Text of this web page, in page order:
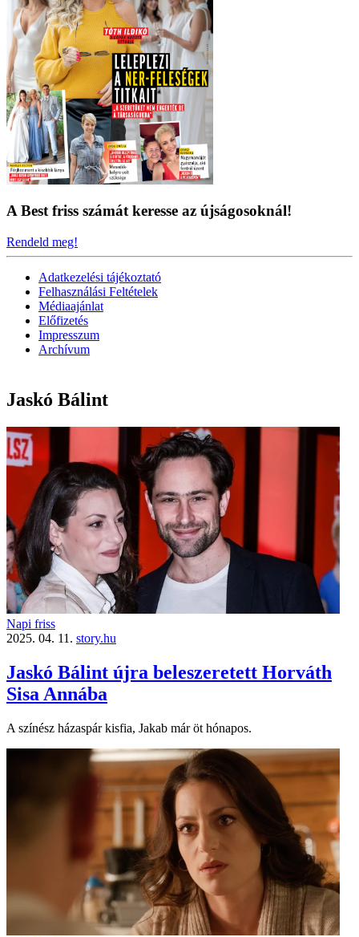
A Best friss számát keresse az újságosoknál!
Rendeld meg!
Adatkezelési tájékoztató
Felhasználási Feltételek
Médiaajánlat
Előfizetés
Impresszum
Archívum
Jaskó Bálint
Napi friss
2025. 04. 11. story.hu
Jaskó Bálint újra beleszeretett Horváth
Sisa Annába
A színész házaspár kisfia, Jakab már öt hónapos.